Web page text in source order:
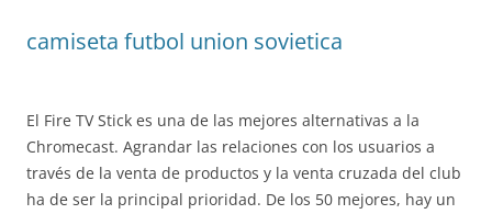
camiseta futbol union sovietica
El Fire TV Stick es una de las mejores alternativas a la
Chromecast. Agrandar las relaciones con los usuarios a
través de la venta de productos y la venta cruzada del club
ha de ser la principal prioridad. De los 50 mejores, hay un